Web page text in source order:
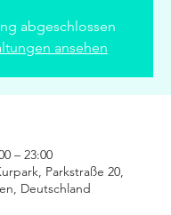
abgeschlossen
ansehen
– 23:00
Parkstraße 20,
Deutschland